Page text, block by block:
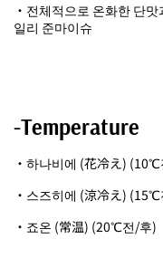
・전체적으로 온화한 단
일리 준마이슈
-Temperature
・하나비에 (花冷え)
・스즈히에 (涼冷え)
・죠온 (常温) (20℃전/후)